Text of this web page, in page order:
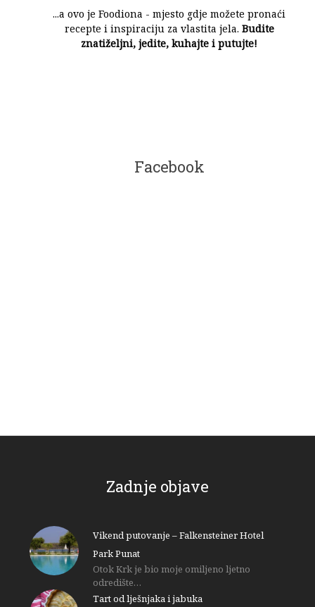
...a ovo je Foodiona - mjesto gdje možete pronaći
recepte i inspiraciju za vlastita jela. Budite
znatiželjni, jedite, kuhajte i putujte!
Facebook
Zadnje objave
Vikend putovanje – Falkensteiner Hotel
Park Punat
Otok Krk je bio moje omiljeno ljetno
odredište…
Tart od lješnjaka i jabuka